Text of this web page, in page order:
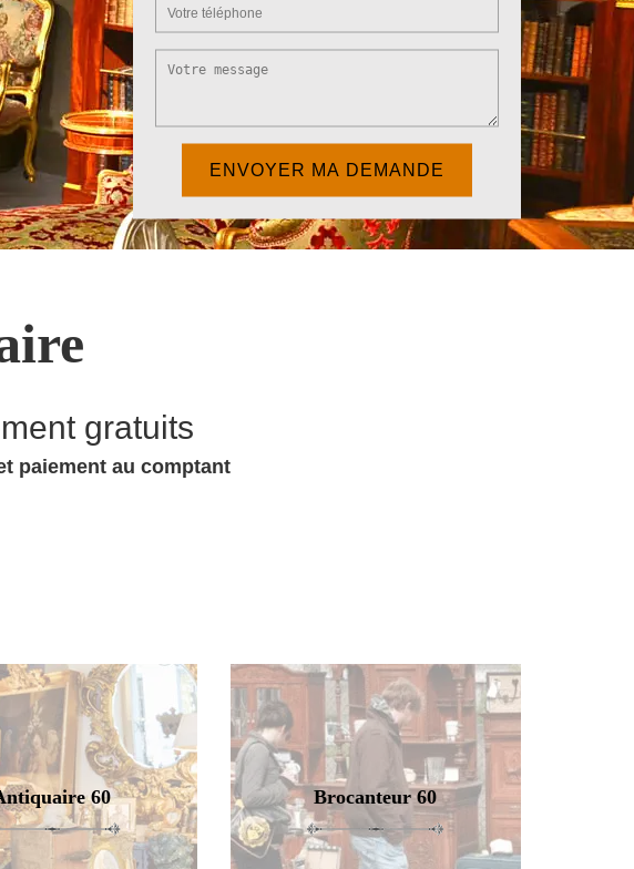
gratuits
paiement au comptant
60 Brocanteur 60